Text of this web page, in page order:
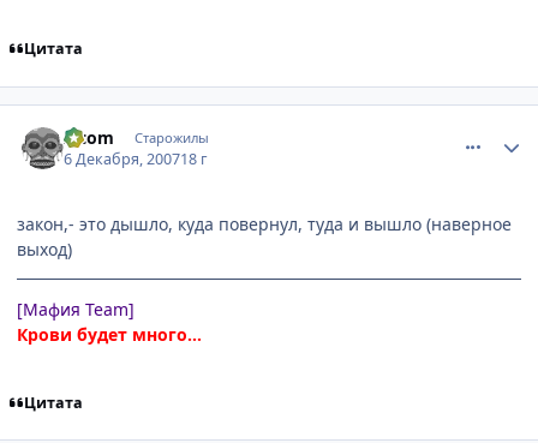
Цитата
z-com Старожилы
6 Декабря, 200718 г
закон,- это дышло, куда повернул, туда и вышло (наверное
выход)
[Мафия Team]
Крови будет много...
Цитата